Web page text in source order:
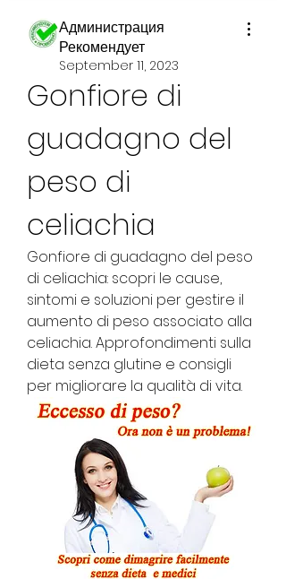
Администрация
Рекомендует
September 11, 2023
Gonfiore di
guadagno del
peso di
celiachia
Gonfiore di guadagno del peso
di celiachia: scopri le cause,
sintomi e soluzioni per gestire il
aumento di peso associato alla
celiachia. Approfondimenti sulla
dieta senza glutine e consigli
per migliorare la qualità di vita.